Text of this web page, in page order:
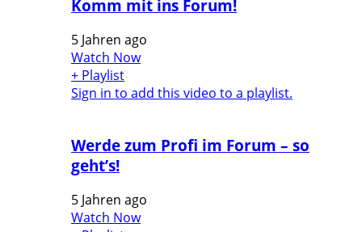
Komm mit ins Forum!
5 Jahren ago
Watch Now
+ Playlist
Sign in to add this video to a playlist.
Werde zum Profi im Forum – so
geht’s!
5 Jahren ago
Watch Now